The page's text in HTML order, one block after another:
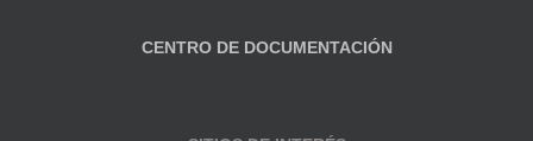
CENTRO DE DOCUMENTACIÓN